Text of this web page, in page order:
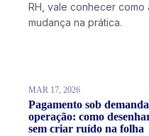
RH, vale conhecer como
mudança na prática.
MAR 17, 2026
Pagamento sob
operação: como
sem criar ruído na folha